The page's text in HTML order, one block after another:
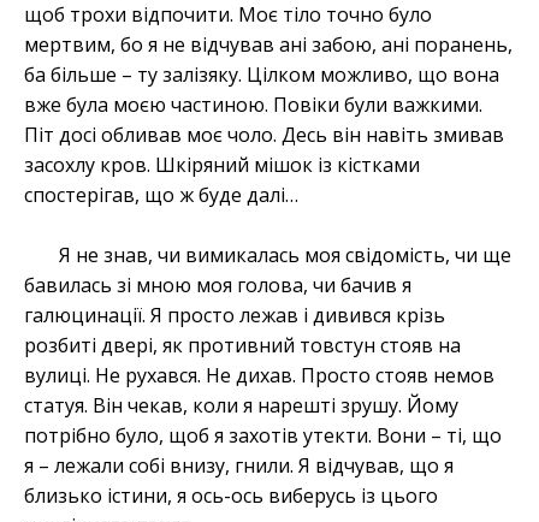
щоб трохи відпочити. Моє тіло точно було
мертвим, бо я не відчував ані забою, ані поранень,
ба більше – ту залізяку. Цілком можливо, що вона
вже була моєю частиною. Повіки були важкими.
Піт досі обливав моє чоло. Десь він навіть змивав
засохлу кров. Шкіряний мішок із кістками
спостерігав, що ж буде далі…
Я не знав, чи вимикалась моя свідомість, чи ще
бавилась зі мною моя голова, чи бачив я
галюцинації. Я просто лежав і дивився крізь
розбиті двері, як противний товстун стояв на
вулиці. Не рухався. Не дихав. Просто стояв немов
статуя. Він чекав, коли я нарешті зрушу. Йому
потрібно було, щоб я захотів утекти. Вони – ті, що
я – лежали собі внизу, гнили. Я відчував, що я
близько істини, я ось-ось виберусь із цього